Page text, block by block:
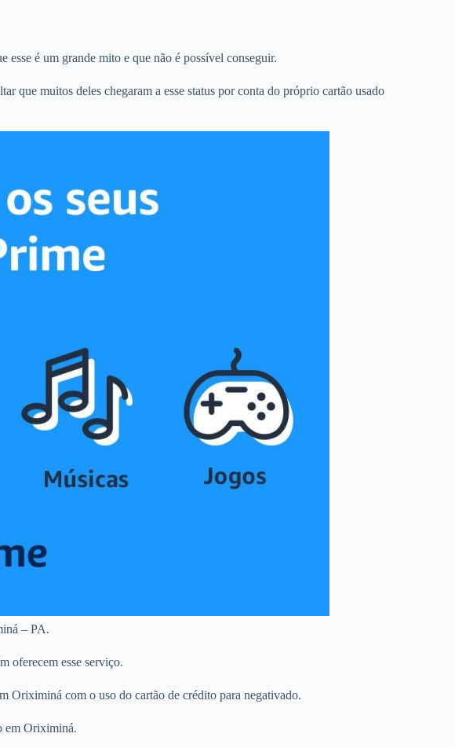
é um grande mito e que não é possível conseguir.
que muitos deles chegaram a esse status por conta do próprio cartão usado
– PA.
oferecem esse serviço.
Oriximiná com o uso do cartão de crédito para negativado.
em Oriximiná.